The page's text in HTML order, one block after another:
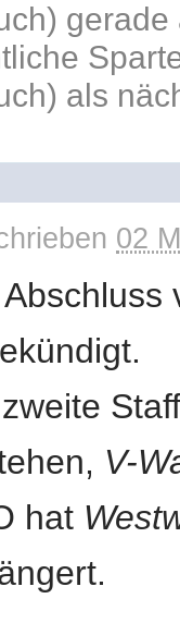
gerade
als
02
Abschluss
V-
hat